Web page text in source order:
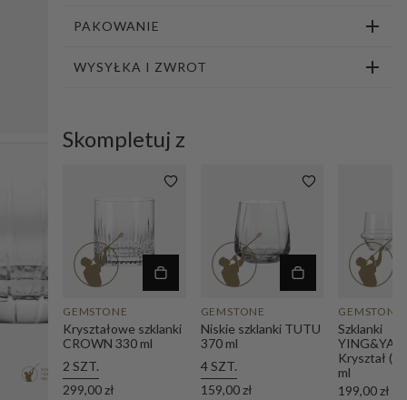
PAKOWANIE
WYSYŁKA I ZWROT
Skompletuj z
GEMSTONE
Kryształowe szklanki
CROWN 330 ml
2 SZT.
299,00 zł
GEMSTONE
Niskie szklanki TUTU
370 ml
4 SZT.
159,00 zł
GEMSTONE
Szklanki
Kryształ (2
ml
199,00 zł